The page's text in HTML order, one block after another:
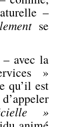
–
se
avec la
»
qu’il est
»